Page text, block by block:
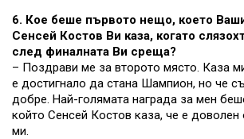
6. Кое беше първото нещо, което
Сенсей Костов Ви каза, когато
след финалната Ви среща?
– Поздрави ме за второто място. Каза
е достигнало да стана Шампион, но че
добре. Най-голямата награда за мен
който Сенсей Костов каза, че е доволен
ми.